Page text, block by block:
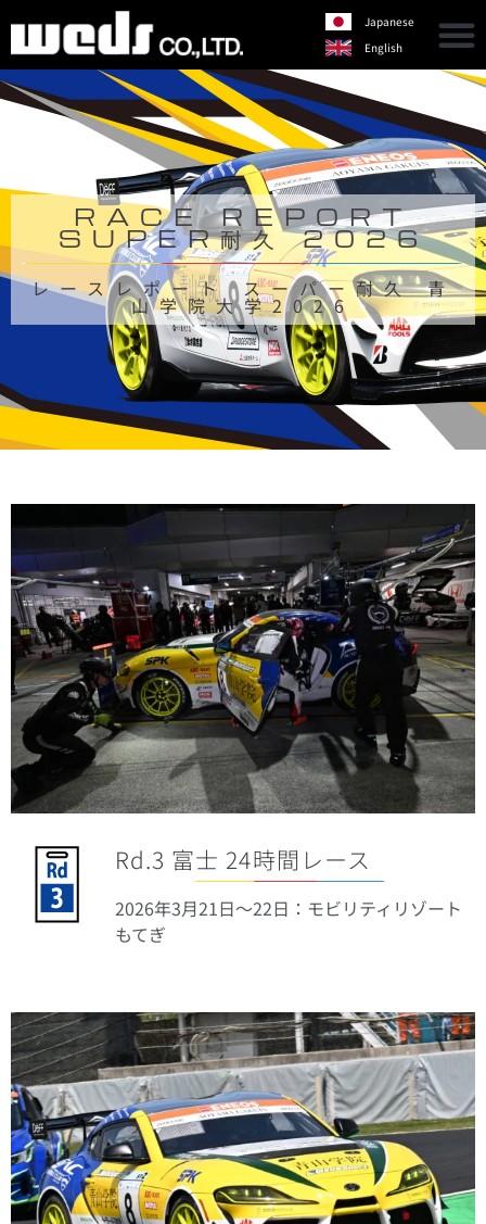
Japanese
English
RACE REPORT
SUPER耐久 2026
レースレポート スーパー耐久 青
山学院大学2026
Rd.3 富士 24時間レース
2026年3月21日〜22日：モビリティリゾート
もてぎ